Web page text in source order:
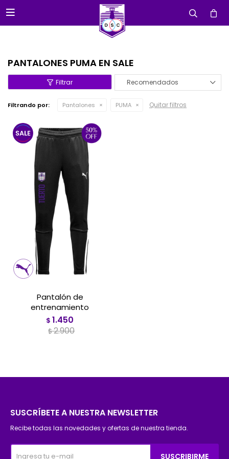

PANTALONES PUMA EN SALE
Recomendados
Filtrando por: Pantalones PUMA Quitar filtros
Pantalón de
entrenamiento
$ 1.450
$2.900
SUSCRÍBETE A NUESTRA NEWSLETTER
Recibe todas las novedades y ofertas de nuestra tienda.
SUSCRIBIRME